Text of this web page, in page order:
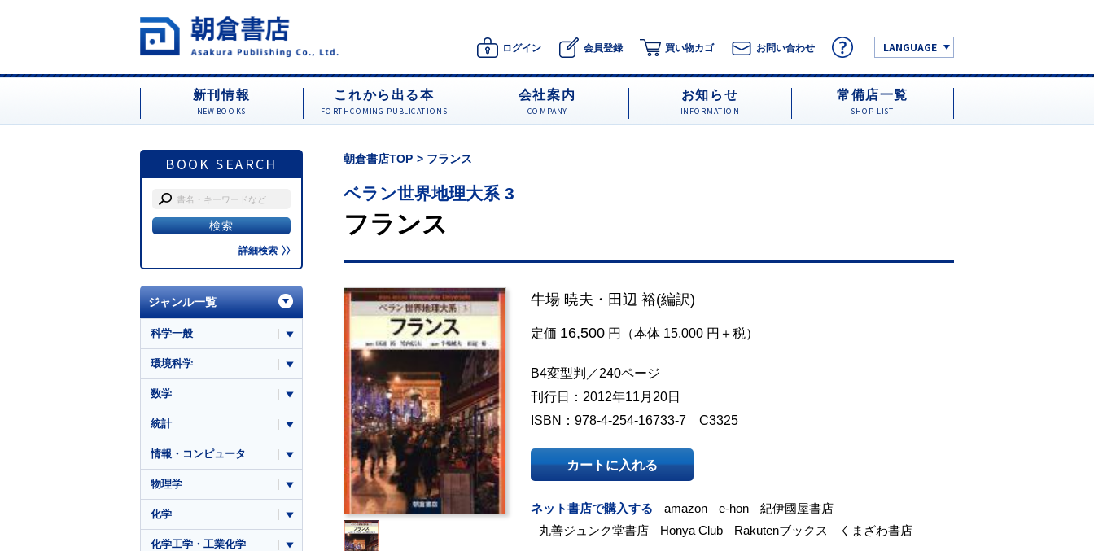
ログイン 会員登録 買い物カゴ お問い合わせ LANGUAGE
新刊情報
NEW BOOKS
これから出る本
FORTHCOMING PUBLICATIONS
会社案内
COMPANY
お知らせ
INFORMATION
常備店一覧
SHOP LIST
BOOK SEARCH
詳細検索
朝倉書店TOP フランス
ベラン世界地理大系 3
フランス
牛場 暁夫 ・ 田辺 裕(編訳)
定価 16,500 円（本体 15,000 円＋税）
B4変型判／240ページ
刊行日：2012年11月20日
ISBN：978-4-254-16733-7 C3325
カートに入れる
ネット書店で購入する amazon e-hon
紀伊國屋書店
丸善ジュンク堂書店
Honya Club Rakutenブックス くまざわ書店
ジャンル一覧
科学一般
環境科学
数学
統計
情報・コンピュータ
物理学
化学
化学工学・工業化学